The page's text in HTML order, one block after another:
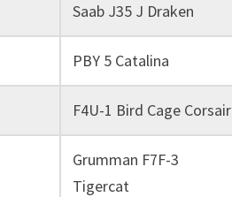
Saab J35 J Draken
PBY 5 Catalina
F4U-1 Bird Cage Corsair
Grumman F7F-3
Tigercat